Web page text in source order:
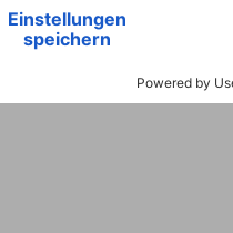
Garantiebestimmungen